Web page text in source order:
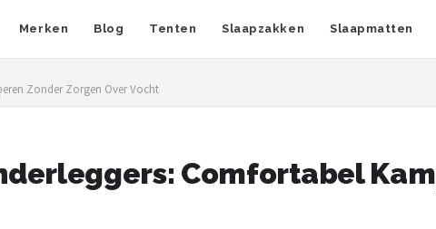
Merken Blog Tenten Slaapzakken Slaapmatten
Zonder Zorgen Over Vocht
Comfortabel